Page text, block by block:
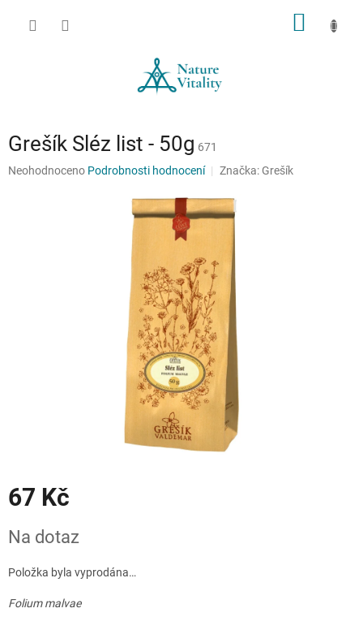
Grešík Sléz list - 50g 671
Průměrné
Neohodnoceno Podrobnosti hodnocení Značka: Grešík
67 Kč
cena:
Na dotaz
Položka byla vyprodána…
Folium malvae